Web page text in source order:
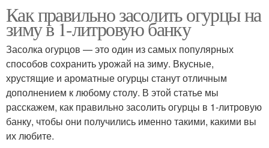
Как правильно засолить огурцы на
зиму в 1-литровую банку
Засолка огурцов — это один из самых популярных
способов сохранить урожай на зиму. Вкусные,
хрустящие и ароматные огурцы станут отличным
дополнением к любому столу. В этой статье мы
расскажем, как правильно засолить огурцы в 1-литровую
банку, чтобы они получились именно такими, какими вы
их любите.